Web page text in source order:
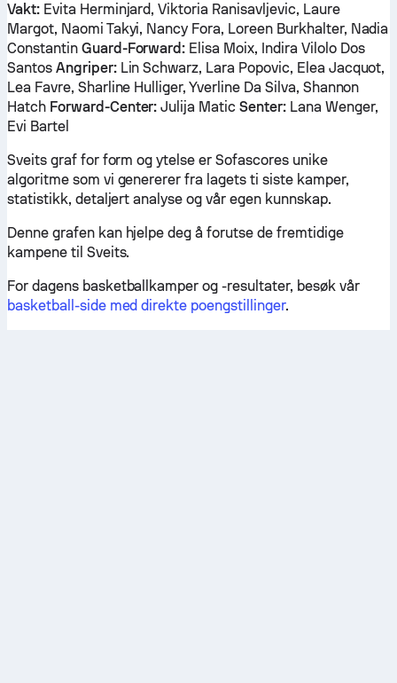
Vakt:Evita Herminjard, Viktoria Ranisavljevic, Laure
Margot, Naomi Takyi, Nancy Fora, Loreen Burkhalter, Nadia
Constantin Guard-Forward: Elisa Moix, Indira Vilolo Dos
Santos Angriper:Lin Schwarz, Lara Popovic, Elea Jacquot,
Lea Favre, Sharline Hulliger, Yverline Da Silva, Shannon
Hatch Forward-Center: Julija MaticSenter:Lana Wenger,
Evi Bartel
Sveits graf for form og ytelse er Sofascores unike
algoritme som vi genererer fra lagets ti siste kamper,
statistikk, detaljert analyse og vår egen kunnskap.
Denne grafen kan hjelpe deg å forutse de fremtidige
kampene til Sveits.
For dagens basketballkamper og -resultater, besøk vår
basketball-side med direkte poengstillinger.